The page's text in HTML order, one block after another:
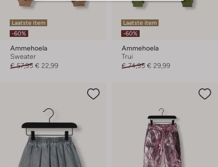
Laatste item
-60%
Ammehoela
Sweater
€ 57,95 € 22,99
Laatste item
-60%
Ammehoela
Trui
€ 74,95 € 29,99